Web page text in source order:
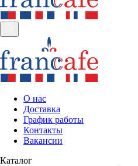
О нас
Доставка
График работы
Контакты
Вакансии
Каталог